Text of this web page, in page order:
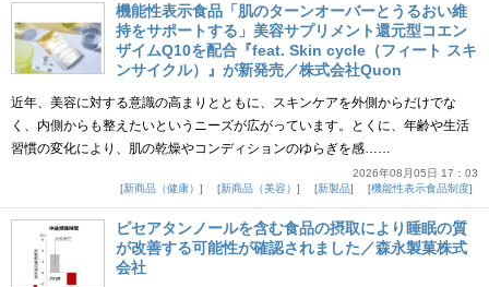
機能性表示食品「肌のターンオーバーとうるおい維
持をサポートする」美容サプリメント還元型コエン
ザイムQ10を配合『feat. Skin cycle（フィート スキ
ンサイクル）』が新発売／株式会社Quon
近年、美容に対する意識の高まりとともに、スキンケアを外側からだけでな
く、内側からも整えたいというニーズが広がっています。とくに、年齢や生活
習慣の変化により、肌の乾燥やコンディションのゆらぎを感……
2026年08月05日 17：03
新商品（健康）
新商品（美容） 新製品 機能性表示食品制度
ピセアタンノールを含む食品の摂取により睡眠の質
が改善する可能性が確認されました／森永製菓株式
会社